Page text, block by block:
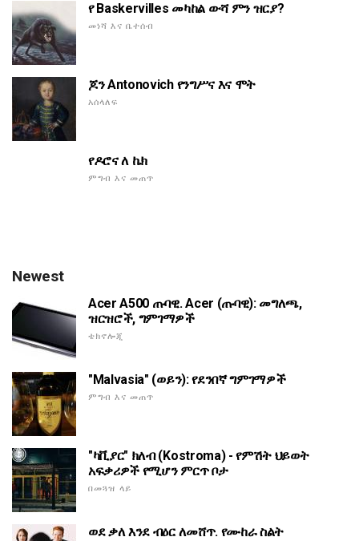
የ Baskervilles መካከል ውሻ ምን ዝርያ?
መነሻ እና ቤተሰብ
ጆን Antonovich የንግሥና እና ሞት
አሰላለፍ
የዶሮና ለ ኬክ
ምግብ እና መጠጥ
Newest
Acer A500 ጡባዊ. Acer (ጡባዊ): መግለጫ,
ዝርዝሮች, ግምገማዎች
ቴክኖሎጂ
"Malvasia" (ወይን): የደንበኛ ግምገማዎች
ምግብ እና መጠጥ
"ካቪያር" ክለብ (Kostroma) - የምሽት ህይወት
አፍቃሪዎች የሚሆን ምርጥ ቦታ
በመጓዝ ላይ
ወደ ቃለ እንደ ብዕር ለመሸጥ. የሙከራ ስልት